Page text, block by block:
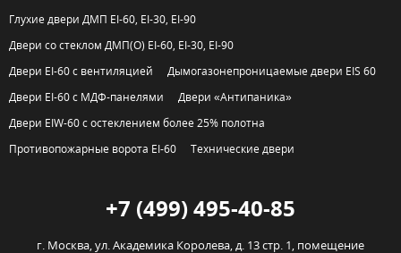
Глухие двери ДМП EI-60, EI-30, EI-90
Двери со стеклом ДМП(О) EI-60, EI-30, EI-90
Двери EI-60 с вентиляцией
Дымогазонепроницаемые двери EIS 60
Двери EI-60 с МДФ-панелями
Двери «Антипаника»
Двери EIW-60 с остеклением более 25% полотна
Противопожарные ворота EI-60
Технические двери
+7 (499) 495-40-85
г. Москва, ул. Академика Королева, д. 13 стр. 1, помещение